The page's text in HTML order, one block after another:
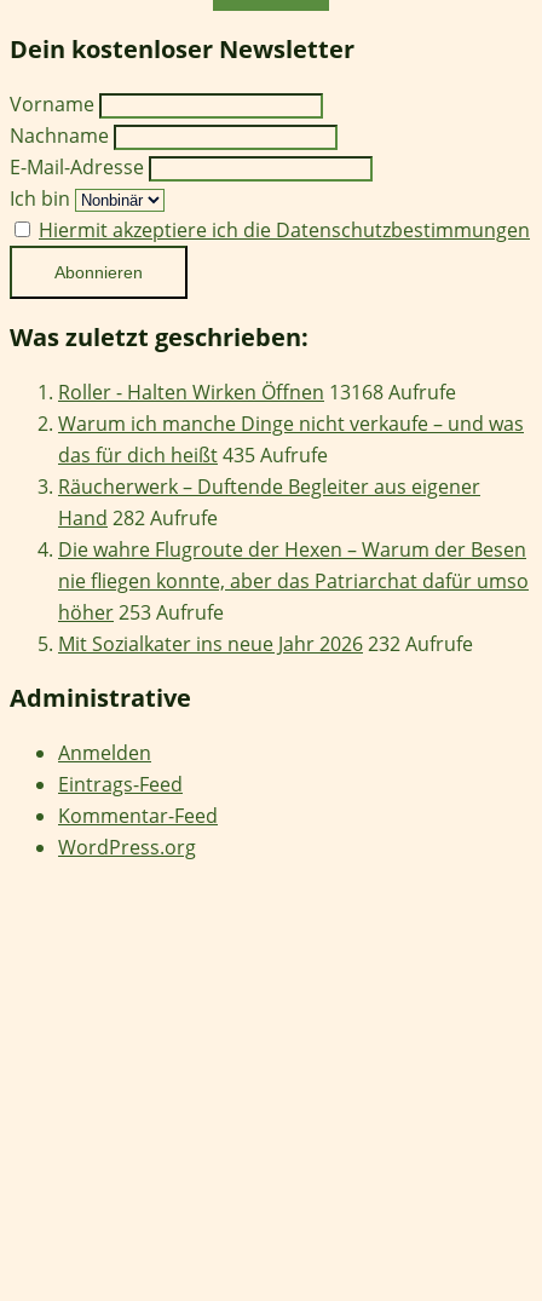
Dein kostenloser Newsletter
Vorname
Nachname
E-Mail-Adresse
Ich bin
Hiermit akzeptiere ich die Datenschutzbestimmungen
Was zuletzt geschrieben:
Roller - Halten Wirken Öffnen 13168 Aufrufe
Warum ich manche Dinge nicht verkaufe – und was
das für dich heißt435 Aufrufe
Räucherwerk – Duftende Begleiter aus eigener
Hand 282 Aufrufe
Die wahre Flugroute der Hexen – Warum der Besen
nie fliegen konnte, aber das Patriarchat dafür umso
höher253 Aufrufe
Mit Sozialkater ins neue Jahr 2026232 Aufrufe
Administrative
Anmelden
Eintrags-Feed
Kommentar-Feed
WordPress.org